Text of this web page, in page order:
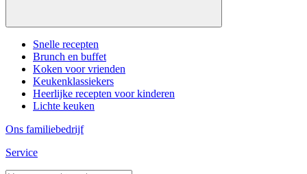
Snelle recepten
Brunch en buffet
Koken voor vrienden
Keukenklassiekers
Heerlijke recepten voor kinderen
Lichte keuken
Ons familiebedrijf
Service